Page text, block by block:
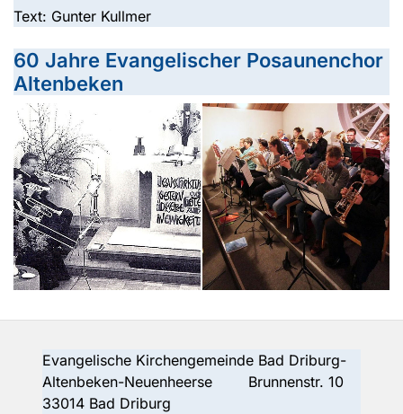
Text: Gunter Kullmer
60 Jahre Evangelischer Posaunenchor
Altenbeken
Evangelische Kirchengemeinde Bad Driburg-
Altenbeken-Neuenheerse Brunnenstr. 10
33014 Bad Driburg